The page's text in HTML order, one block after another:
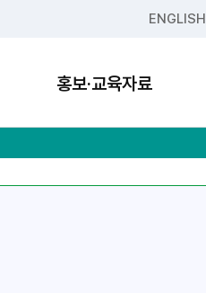
ENGLISH
홍보·교육자료